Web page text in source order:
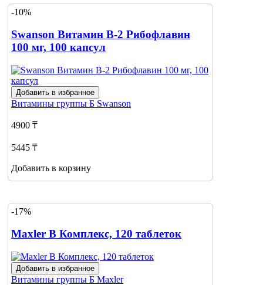
-10%
Swanson Витамин В-2 Рибофлавин
100 мг, 100 капсул
Добавить в избранное
Витамины группы Б Swanson
4900 ₸
5445 ₸
Добавить в корзину
-17%
Maxler В Комплекс, 120 таблеток
Добавить в избранное
Витамины группы Б Maxler